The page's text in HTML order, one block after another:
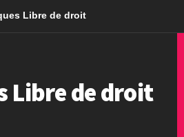
Libre de droit
Libre de droit